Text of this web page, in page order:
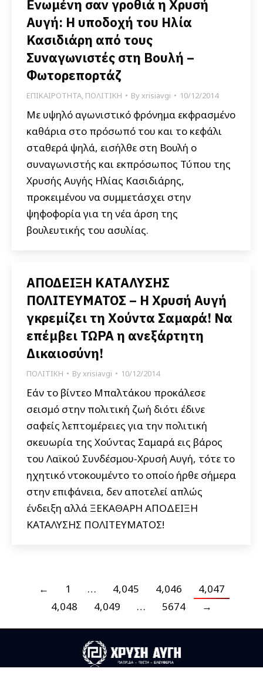
Ενωμένη σαν γροθιά η Χρυσή
Αυγή: Η υποδοχή του Ηλία
Κασιδιάρη από τους
Συναγωνιστές στη Βουλή –
Φωτορεπορτάζ
ΕΠΙΚΑΙΡΟΤΗΤΑ, ΠΟΛΙΤΙΚΗ Byxrisiavgi 10/12/2014
Με υψηλό αγωνιστικό φρόνημα εκφρασμένο
καθάρια στο πρόσωπό του και το κεφάλι
σταθερά ψηλά, εισήλθε στη Βουλή ο
συναγωνιστής και εκπρόσωπος Τύπου της
Χρυσής Αυγής Ηλίας Κασιδιάρης,
προκειμένου να συμμετάσχει στην
ψηφοφορία για τη νέα άρση της
βουλευτικής του ασυλίας.
ΑΠΟΔΕΙΞΗ ΚΑΤΑΛΥΣΗΣ
ΠΟΛΙΤΕΥΜΑΤΟΣ – Η Χρυσή Αυγή
γκρεμίζει τη Χούντα Σαμαρά! Να
επέμβει ΤΩΡΑ η ανεξάρτητη
Δικαιοσύνη!
ΠΟΛΙΤΙΚΗ Byxrisiavgi 10/12/2014
Εάν το βίντεο Μπαλτάκου προκάλεσε
σεισμό στην πολιτική ζωή διότι έδινε
σαφείς λεπτομέρειες για την πολιτική
σκευωρία της Χούντας Σαμαρά εις βάρος
του Λαϊκού Συνδέσμου-Χρυσή Αυγή, τότε το
ηχητικό ντοκουμέντο το οποίο ήρθε σήμερα
στην επιφάνεια, δεν αποτελεί απλώς
ένδειξη αλλά ΞΕΚΑΘΑΡΗ ΑΠΟΔΕΙΞΗ
ΚΑΤΑΛΥΣΗΣ ΠΟΛΙΤΕΥΜΑΤΟΣ!
← 1 … 4,045 4,046
4,047
4,048
4,049 … 5674 →